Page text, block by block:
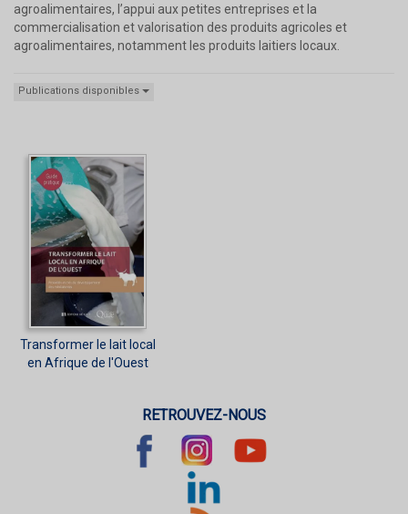
agroalimentaires, l’appui aux petites entreprises et la
commercialisation et valorisation des produits agricoles et
agroalimentaires, notamment les produits laitiers locaux.
Publications disponibles
Transformer le lait local
en Afrique de l'Ouest
RETROUVEZ-NOUS